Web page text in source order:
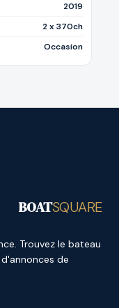
2019
2 x 370ch
Occasion
BOATSQUARE
Trouvez le bateau
de